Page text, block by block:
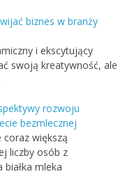
biznes w branży
i ekscytujący
swoją kreatywność, ale
rozwoju
bezmlecznej
coraz większą
liczby osób z
mleka